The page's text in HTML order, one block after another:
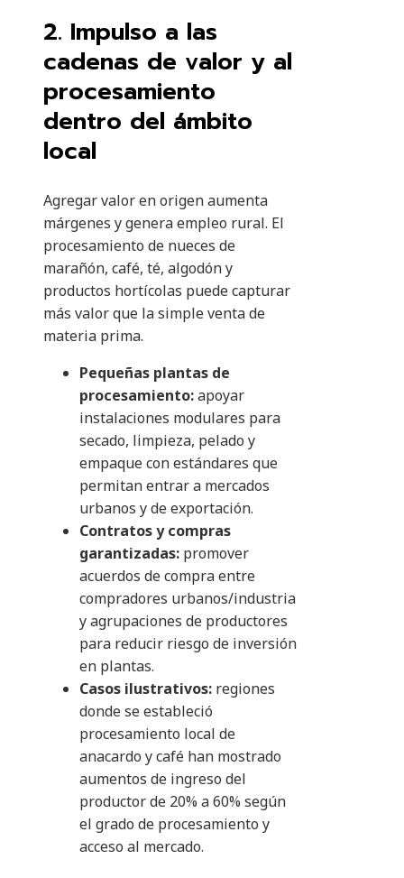
2. Impulso a las
cadenas de valor y al
procesamiento
dentro del ámbito
local
Agregar valor en origen aumenta
márgenes y genera empleo rural. El
procesamiento de nueces de
marañón, café, té, algodón y
productos hortícolas puede capturar
más valor que la simple venta de
materia prima.
Pequeñas plantas de
procesamiento:apoyar
instalaciones modulares para
secado, limpieza, pelado y
empaque con estándares que
permitan entrar a mercados
urbanos y de exportación.
Contratos y compras
garantizadas: promover
acuerdos de compra entre
compradores urbanos/industria
y agrupaciones de productores
para reducir riesgo de inversión
en plantas.
Casos ilustrativos: regiones
donde se estableció
procesamiento local de
anacardo y café han mostrado
aumentos de ingreso del
productor de 20% a 60% según
el grado de procesamiento y
acceso al mercado.